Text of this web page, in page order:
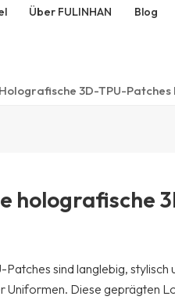
Über FULINHAN Blog
3D-TPU-Patches
holografische
sind langlebig, stylisch
Uniformen. Diese geprägten